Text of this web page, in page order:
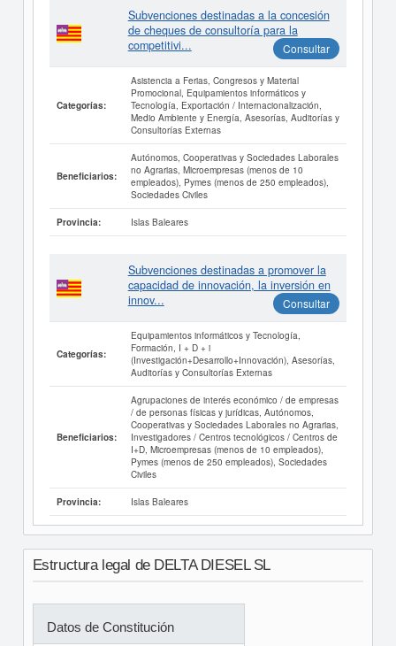
Subvenciones destinadas a la concesión
de cheques de consultoría para la
competitivi...
Consultar
Categorías:
Asistencia a Ferias, Congresos y Material
Promocional, Equipamientos informáticos y
Tecnología, Exportación / Internacionalización,
Medio Ambiente y Energía, Asesorías, Auditorías y
Consultorías Externas
Beneficiarios:
Autónomos, Cooperativas y Sociedades Laborales
no Agrarias, Microempresas (menos de 10
empleados), Pymes (menos de 250 empleados),
Sociedades Civiles
Provincia: Islas Baleares
Subvenciones destinadas a promover la
capacidad de innovación, la inversión en
innov...
Consultar
Categorías:
Equipamientos informáticos y Tecnología,
Formación, I + D + i
(Investigación+Desarrollo+Innovación), Asesorías,
Auditorías y Consultorías Externas
Beneficiarios:
Agrupaciones de interés económico / de empresas
/ de personas físicas y jurídicas, Autónomos,
Cooperativas y Sociedades Laborales no Agrarias,
Investigadores / Centros tecnológicos / Centros de
I+D, Microempresas (menos de 10 empleados),
Pymes (menos de 250 empleados), Sociedades
Civiles
Provincia: Islas Baleares
Estructura legal de DELTA DIESEL SL
Datos de Constitución